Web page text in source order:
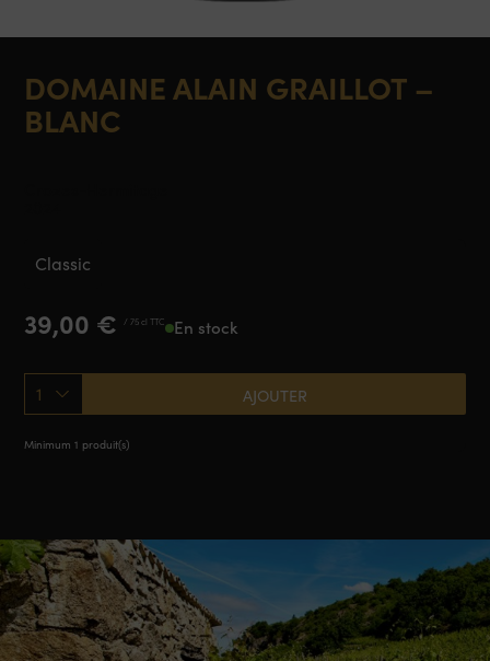
DOMAINE ALAIN GRAILLOT –
BLANC
39,00 € / 75 cl TTC En stock
1 AJOUTER
Minimum 1 produit(s)
Classic